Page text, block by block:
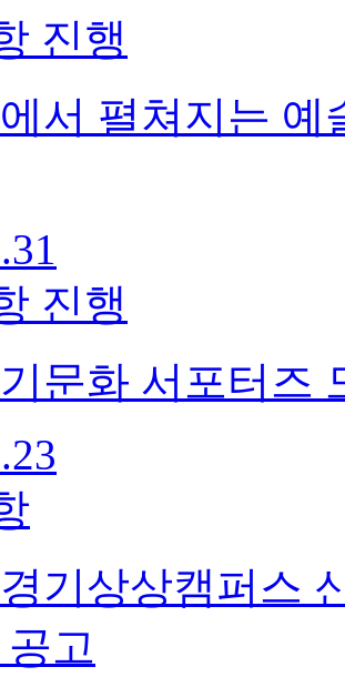
진행
서 펼쳐지는
진행
문화 서포터즈
기상상캠퍼스
고